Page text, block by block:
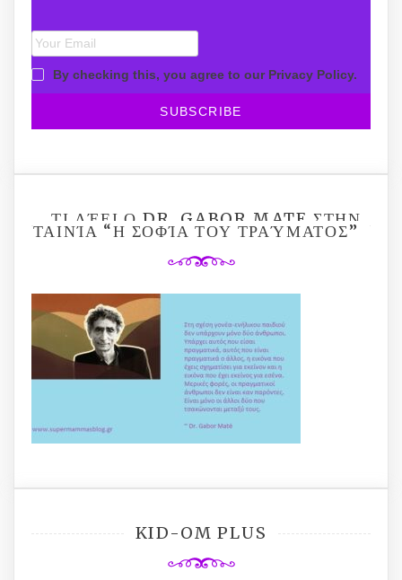
By checking this, you agree to our Privacy Policy.
ΤΙ ΛΈΕΙ Ο DR. GABOR MATE ΣΤΗΝ
ΤΑΙΝΊΑ “Η ΣΟΦΊΑ ΤΟΥ ΤΡΑΎΜΑΤΟΣ”
KID-OM PLUS